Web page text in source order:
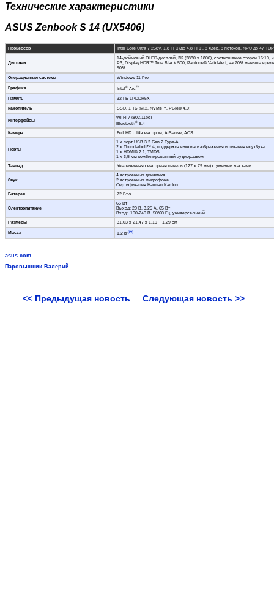
Технические характеристики
ASUS Zenbook S 14 (UX5406)
Процессор Intel Core Ultra 7 258V, 1,8 ГГц (до 4,8 ГГц), 8 ядер, 8 потоков, NPU до 47
Дисплей
14-дюймовый OLED-дисплей, 3K (2880 x 1800), соотношение сторон 16:10,
P3, DisplayHDR™ True Black 500, Pantone® Validated, на 70% меньше
90%.
Операционная система
Windows 11 Pro
Графика Intel ®Arc™
Память
32 ГБ LPDDR5X
накопитель
SSD, 1 ТБ (M.2, NVMe™, PCIe® 4.0)
Интерфейсы
Wi-Fi 7 (802.11be)
Bluetooth®5.4
Камера
Full HD с ІЧ-сенсором, AiSense, ACS
Порты
1 x порт USB 3.2 Gen 2 Type-A
2 x Thunderbolt™ 4, поддержка вывода изображения и питания ноутбука
1 x HDMI® 2.1, TMDS
1 x 3,5 мм комбинированный аудиоразъем
Тачпад
Увеличенная сенсорная панель (127 x 79 мм) с умными жестами
Звук
4 встроенных динамика
2 встроенных микрофона
Сертификация Harman Kardon
Батарея
72 Вт·ч
Электропитание
65 Вт
Выход: 20 В, 3,25 А, 65 Вт
Вход: 100-240 В. 50/60 Гц, универсальный
Размеры
31,03 x 21,47 x 1,19 ~ 1,29 см
Масса 1,2 кг[iv]
asus.com
Паровышник Валерий
<< Предыдущая новость Следующая новость >>